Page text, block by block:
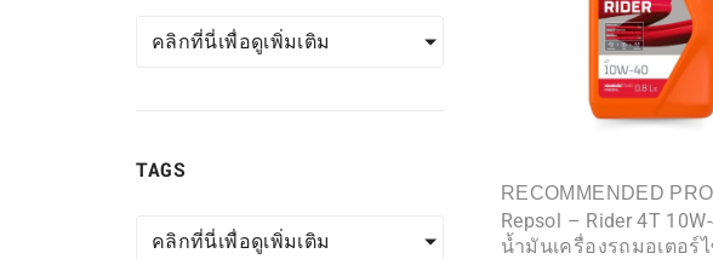
คลิกที่นี่เพื่อดูเพิ่มเติม
TAGS
คลิกที่นี่เพื่อดูเพิ่มเติม
RECOMMENDED
Repsol – Rider 4T
น้ำมันเครื่องรถมอเตอร์